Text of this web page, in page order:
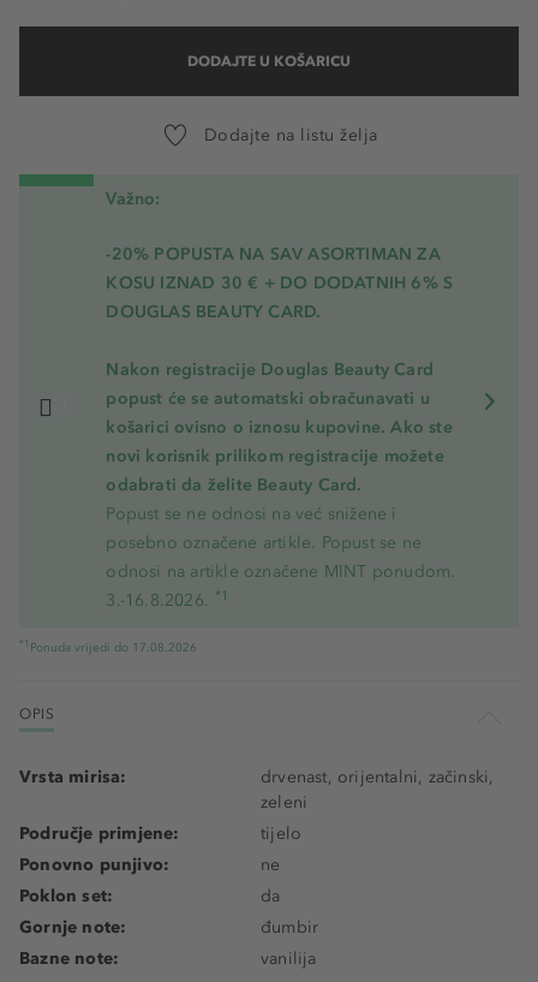
DODAJTE U KOŠARICU
Dodajte na listu želja
Važno:
-20% POPUSTA NA SAV ASORTIMAN ZA
KOSU IZNAD 30 € + DO DODATNIH 6% S
DOUGLAS BEAUTY CARD.
Nakon registracije Douglas Beauty Card
popust će se automatski obračunavati u
košarici ovisno o iznosu kupovine. Ako ste
novi korisnik prilikom registracije možete
odabrati da želite Beauty Card.
Popust se ne odnosi na već snižene i
posebno označene artikle. Popust se ne
odnosi na artikle označene MINT ponudom.
3.-16.8.2026. *1
*1 Ponuda vrijedi do 17.08.2026
OPIS
Vrsta mirisa:
drvenast, orijentalni, začinski,
zeleni
Područje primjene:
tijelo
Ponovno punjivo:
ne
Poklon set:
da
Gornje note:
đumbir
Bazne note:
vanilija